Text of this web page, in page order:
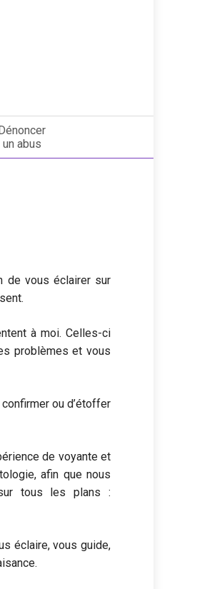
Dénoncer
un abus
de vous éclairer sur
à moi. Celles-ci
problèmes et vous
ou d’étoffer
de voyante et
afin que nous
tous les plans :
éclaire, vous guide,